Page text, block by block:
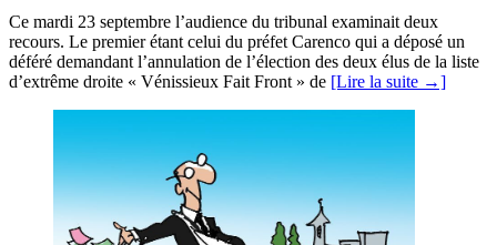
Ce mardi 23 septembre l’audience du tribunal examinait deux
recours. Le premier étant celui du préfet Carenco qui a déposé un
déféré demandant l’annulation de l’élection des deux élus de la liste
d’extrême droite « Vénissieux Fait Front » de [Lire la suite →]